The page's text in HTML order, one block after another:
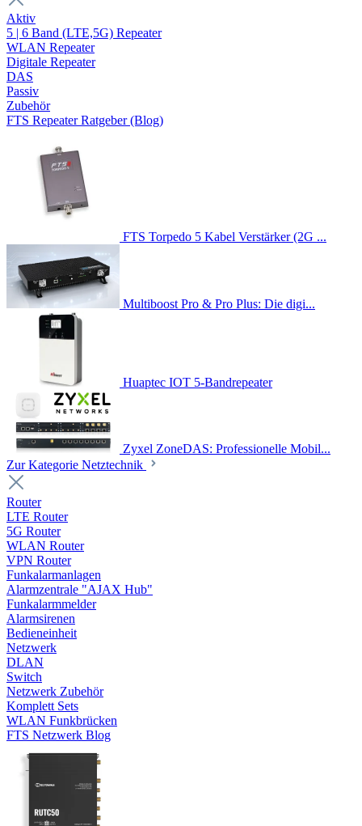
Aktiv
5 | 6 Band (LTE,5G) Repeater
WLAN Repeater
Digitale Repeater
DAS
Passiv
Zubehör
FTS Repeater Ratgeber (Blog)
FTS Torpedo 5 Kabel Verstärker (2G ...
Multiboost Pro & Pro Plus: Die digi...
Huaptec IOT 5-Bandrepeater
Zyxel ZoneDAS: Professionelle Mobil...
Zur Kategorie Netztechnik
Router
LTE Router
5G Router
WLAN Router
VPN Router
Funkalarmanlagen
Alarmzentrale "AJAX Hub"
Funkalarmmelder
Alarmsirenen
Bedieneinheit
Netzwerk
DLAN
Switch
Netzwerk Zubehör
Komplett Sets
WLAN Funkbrücken
FTS Netzwerk Blog